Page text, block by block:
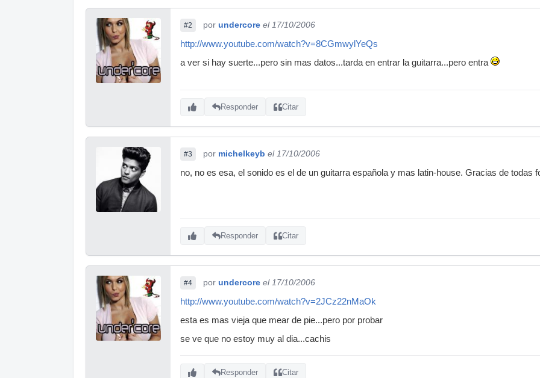
#2 por undercore el 17/10/2006
http://www.youtube.com/watch?v=8CGmwylYeQs
a ver si hay suerte...pero sin mas datos...tarda en entrar la guitarra...pero entra
Responder Citar
#3 por michelkeyb el 17/10/2006
no, no es esa, el sonido es el de un guitarra española y mas latin-house. Gracias de todas
Responder Citar
#4 por undercore el 17/10/2006
http://www.youtube.com/watch?v=2JCz22nMaOk
esta es mas vieja que mear de pie...pero por probar
se ve que no estoy muy al dia...cachis
Responder Citar